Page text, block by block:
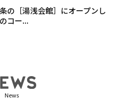
の［湯浅会館］にオープンし
コー...
News